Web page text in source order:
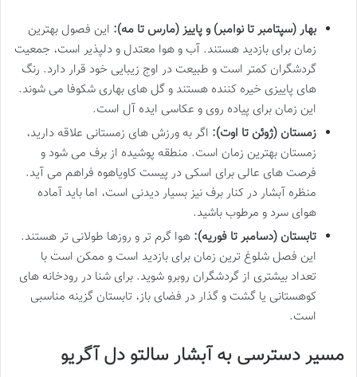
بهار (سپتامبر تا نوامبر) و پاییز (مارس تا مه): این فصول بهترین
زمان برای بازدید هستند. آب و هوا معتدل و دلپذیر است، جمعیت
گردشگران کمتر است و طبیعت در اوج زیبایی خود قرار دارد. رنگ
های پاییزی خیره کننده هستند و گل های بهاری شکوفا می شوند.
این زمان برای پیاده روی و عکاسی ایده آل است.
زمستان (ژوئن تا اوت): اگر به ورزش های زمستانی علاقه دارید،
زمستان بهترین زمان است. منطقه پوشیده از برف می شود و
فرصت های عالی برای اسکی در پیست کاویاهوه فراهم می آید.
منظره آبشار در کنار برف نیز بسیار دیدنی است، اما باید آماده
هوای سرد و مرطوب باشید.
تابستان (دسامبر تا فوریه): هوا گرم تر و روزها طولانی تر هستند.
این فصل شلوغ ترین زمان برای بازدید است و ممکن است با
تعداد بیشتری از گردشگران روبرو شوید. برای شنا در رودخانه های
کوهستانی یا گشت و گذار در فضای باز، تابستان گزینه مناسبی
است.
مسیر دسترسی به آبشار سالتو دل آگریو